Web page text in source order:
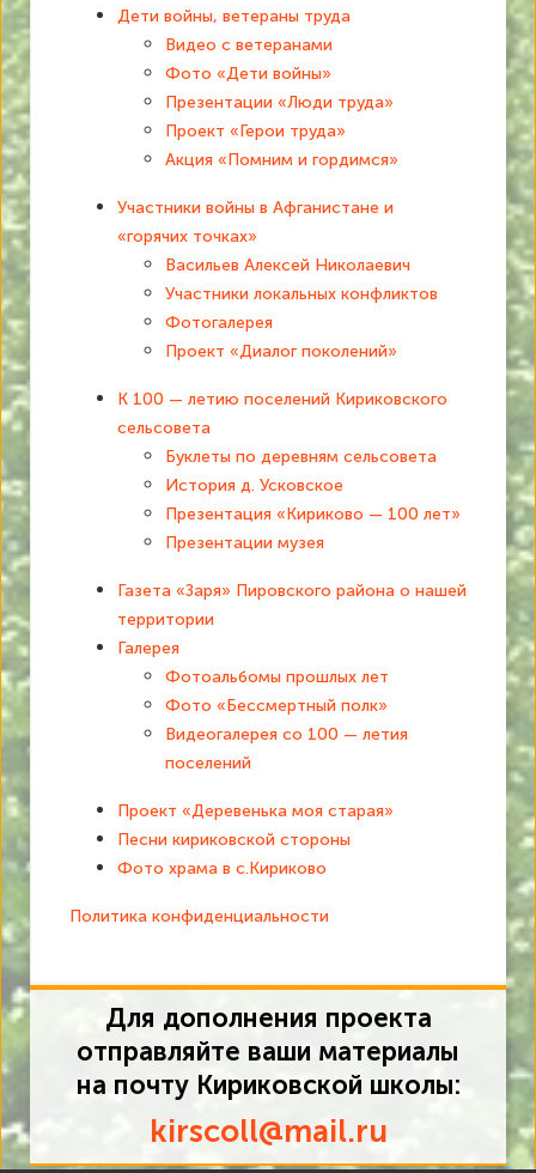
Дети войны, ветераны труда
Видео с ветеранами
Фото «Дети войны»
Презентации «Люди труда»
Проект «Герои труда»
Акция «Помним и гордимся»
Участники войны в Афганистане и
«горячих точках»
Васильев Алексей Николаевич
Участники локальных конфликтов
Фотогалерея
Проект «Диалог поколений»
К 100 — летию поселений Кириковского
сельсовета
Буклеты по деревням сельсовета
История д. Усковское
Презентация «Кириково — 100 лет»
Презентации музея
Газета «Заря» Пировского района о нашей
территории
Галерея
Фотоальбомы прошлых лет
Фото «Бессмертный полк»
Видеогалерея со 100 — летия
поселений
Проект «Деревенька моя старая»
Песни кириковской стороны
Фото храма в с.Кириково
Политика конфиденциальности
Для дополнения проекта
отправляйте ваши материалы
на почту Кириковской школы:
kirscoll@mail.ru